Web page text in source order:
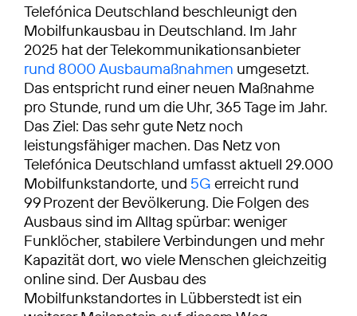
Telefónica Deutschland beschleunigt den
Mobilfunkausbau in Deutschland. Im Jahr
2025 hat der Telekommunikationsanbieter
rund 8000 Ausbaumaßnahmen umgesetzt.
Das entspricht rund einer neuen Maßnahme
pro Stunde, rund um die Uhr, 365 Tage im Jahr.
Das Ziel: Das sehr gute Netz noch
leistungsfähiger machen. Das Netz von
Telefónica Deutschland umfasst aktuell 29.000
Mobilfunkstandorte, und 5G erreicht rund
99 Prozent der Bevölkerung. Die Folgen des
Ausbaus sind im Alltag spürbar: weniger
Funklöcher, stabilere Verbindungen und mehr
Kapazität dort, wo viele Menschen gleichzeitig
online sind. Der Ausbau des
Mobilfunkstandortes in Lübberstedt ist ein